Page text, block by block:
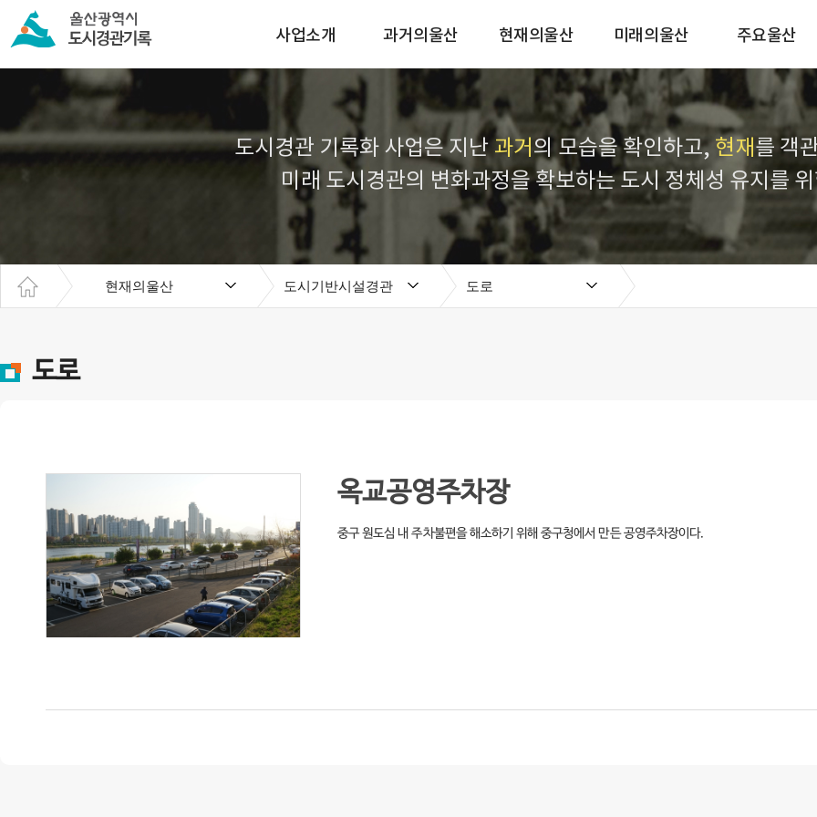
사업소개 과거의울산 현재의울산 미래의울산 주요울산
도시경관 기록화 사업은 지난과거 의 모습을 확인하고,현재를 객
미래 도시경관의 변화과정을 확보하는 도시 정체성 유지를
현재의울산 도시기반시설경관 도로
도로
옥교공영주차장
중구 원도심 내 주차불편을 해소하기 위해 중구청에서 만든 공영주차장이다.